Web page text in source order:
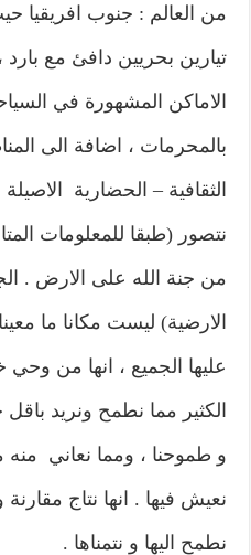
من العالم : جنوب افريقيا
تيارين بحريين دافئ مع
الاماكن المشهورة في
بالمحرمات ، اضافة الى
الثقافية – الحضارية
نتصور (طبقا للمعلومات
من جنة الله على الارض .
الارضية) ليست مكانا ما
عليها الجميع ، انها من وحي
الكثير مما نطمح ونريد باقل
و طموحنا ، ومما نعاني منه
نعيش فيها . انها نتاج
نطمح اليها و نتمناها .